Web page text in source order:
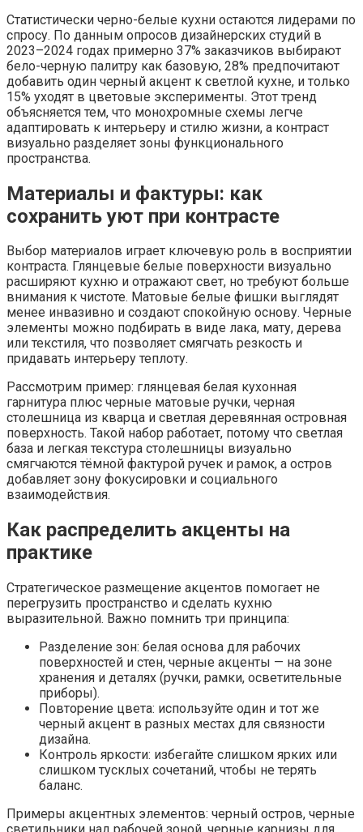
Статистически черно-белые кухни остаются лидерами по
спросу. По данным опросов дизайнерских студий в
2023–2024 годах примерно 37% заказчиков выбирают
бело-черную палитру как базовую, 28% предпочитают
добавить один черный акцент к светлой кухне, и только
15% уходят в цветовые эксперименты. Этот тренд
объясняется тем, что монохромные схемы легче
адаптировать к интерьеру и стилю жизни, а контраст
визуально разделяет зоны функционального
пространства.
Материалы и фактуры: как
сохранить уют при контрасте
Выбор материалов играет ключевую роль в восприятии
контраста. Глянцевые белые поверхности визуально
расширяют кухню и отражают свет, но требуют больше
внимания к чистоте. Матовые белые фишки выглядят
менее инвазивно и создают спокойную основу. Черные
элементы можно подбирать в виде лака, мату, дерева
или текстиля, что позволяет смягчать резкость и
придавать интерьеру теплоту.
Рассмотрим пример: глянцевая белая кухонная
гарнитура плюс черные матовые ручки, черная
столешница из кварца и светлая деревянная островная
поверхность. Такой набор работает, потому что светлая
база и легкая текстура столешницы визуально
смягчаются тёмной фактурой ручек и рамок, а остров
добавляет зону фокусировки и социального
взаимодействия.
Как распределить акценты на
практике
Стратегическое размещение акцентов помогает не
перегрузить пространство и сделать кухню
выразительной. Важно помнить три принципа:
Разделение зон: белая основа для рабочих
поверхностей и стен, черные акценты — на зоне
хранения и деталях (ручки, рамки, осветительные
приборы).
Повторение цвета: используйте один и тот же
черный акцент в разных местах для связности
дизайна.
Контроль яркости: избегайте слишком ярких или
слишком тусклых сочетаний, чтобы не терять
баланс.
Примеры акцентных элементов: черный остров, черные